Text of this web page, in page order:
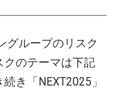
グループのリスク
クのテーマは下記
き「NEXT2025」